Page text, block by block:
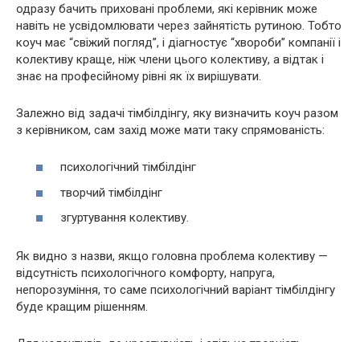
одразу бачить приховані проблеми, які керівник може
навіть не усвідомлювати через зайнятість рутиною. Тобто
коуч має “свіжий погляд”, і діагностує “хвороби” компанії і
колективу краще, ніж члени цього колективу, а відтак і
знає на професійному рівні як їх вирішувати.
Залежно від задачі тімбілдінгу, яку визначить коуч разом
з керівником, сам захід може мати таку спрямованість:
психологічний тімбілдінг
творчий тімбілдінг
згуртування колективу.
Як видно з назви, якщо головна проблема колективу —
відсутність психологічного комфорту, напруга,
непорозуміння, то саме психологічний варіант тімбілдінгу
буде кращим рішенням.